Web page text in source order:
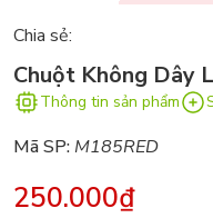
Chia sẻ:
Chuột Không Dây
Thông tin sản phẩm
Mã SP: M185RED
250.000₫